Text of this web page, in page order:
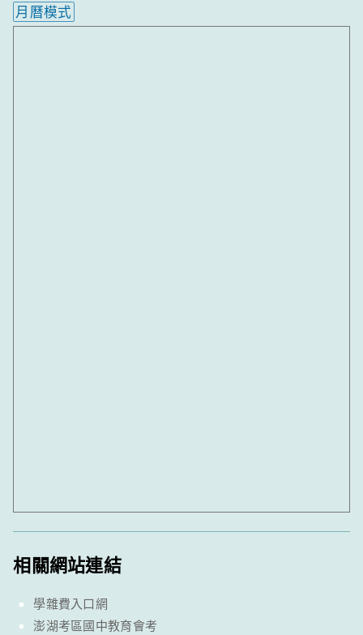
月曆模式
相關網站連結
學雜費入口網
澎湖考區國中教育會考